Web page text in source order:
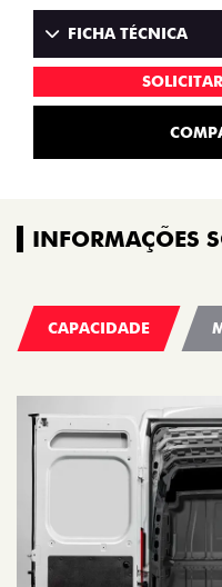
FICHA TÉCNICA
INFORMAÇÕES
CAPACIDADE